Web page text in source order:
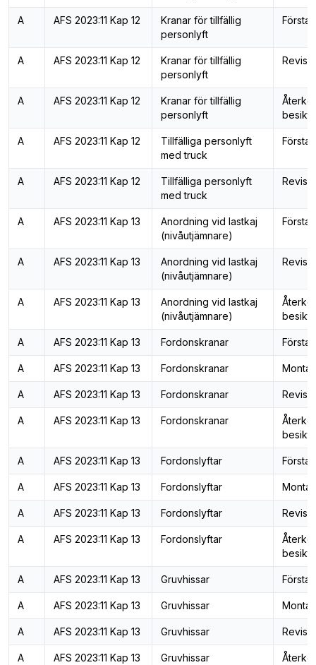
A AFS 2023:11 Kap 12
Kranar för tillfällig
personlyft
Första
A AFS 2023:11 Kap 12
Kranar för tillfällig
personlyft
A AFS 2023:11 Kap 12
Kranar för tillfällig
personlyft
A AFS 2023:11 Kap 12
Tillfälliga personlyft
med truck
Första
A AFS 2023:11 Kap 12
Tillfälliga personlyft
med truck
A AFS 2023:11 Kap 13
Anordning vid lastkaj
(nivåutjämnare)
Första
A AFS 2023:11 Kap 13
Anordning vid lastkaj
(nivåutjämnare)
A AFS 2023:11 Kap 13
Anordning vid lastkaj
(nivåutjämnare)
A AFS 2023:11 Kap 13 Fordonskranar Första
A AFS 2023:11 Kap 13 Fordonskranar
A AFS 2023:11 Kap 13 Fordonskranar
A AFS 2023:11 Kap 13 Fordonskranar
A AFS 2023:11 Kap 13 Fordonslyftar Första
A AFS 2023:11 Kap 13 Fordonslyftar
A AFS 2023:11 Kap 13 Fordonslyftar
A AFS 2023:11 Kap 13 Fordonslyftar
A AFS 2023:11 Kap 13 Gruvhissar Första
A AFS 2023:11 Kap 13 Gruvhissar
A AFS 2023:11 Kap 13 Gruvhissar
A AFS 2023:11 Kap 13 Gruvhissar